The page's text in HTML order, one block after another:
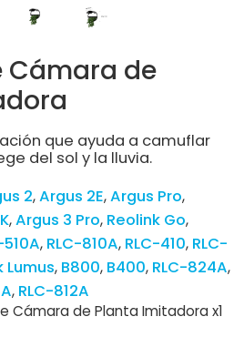
Cámara de
que ayuda a camuflar
del sol y la lluvia.
2 Argus 2E Argus Pro
Argus 3 Pro Reolink Go
510A RLC-810A RLC-410 RLC-
Lumus B800 B400 RLC-824A
RLC-812A
Cámara de Planta Imitadora x1